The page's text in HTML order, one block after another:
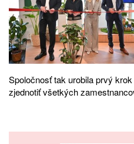
Spoločnosť tak urobila prvý
zjednotiť všetkých